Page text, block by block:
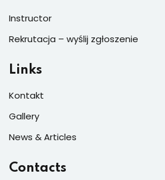
Instructor
Rekrutacja – wyślij zgłoszenie
Links
Kontakt
Gallery
News & Articles
Contacts